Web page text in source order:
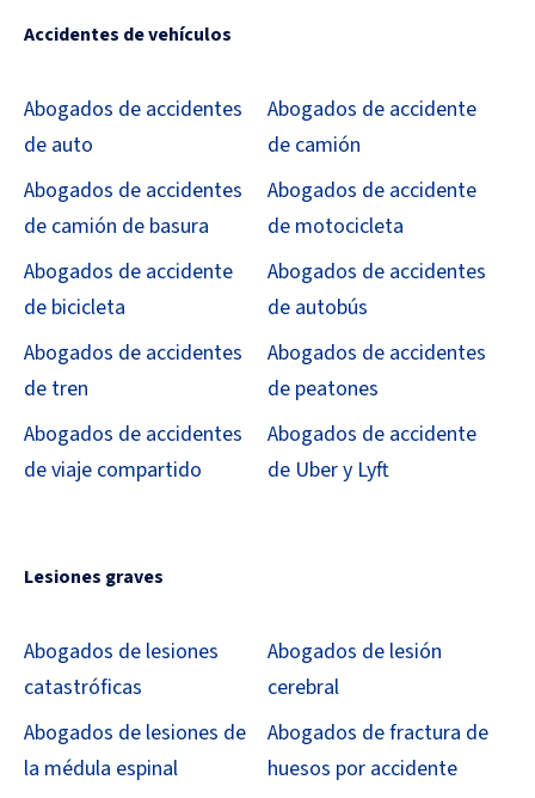
Accidentes de vehículos
Abogados de accidentes
de auto
Abogados de accidente
de camión
Abogados de accidentes
de camión de basura
Abogados de accidente
de motocicleta
Abogados de accidente
de bicicleta
Abogados de accidentes
de autobús
Abogados de accidentes
de tren
Abogados de accidentes
de peatones
Abogados de accidentes
de viaje compartido
Abogados de accidente
de Uber y Lyft
Lesiones graves
Abogados de lesiones
catastróficas
Abogados de lesión
cerebral
Abogados de lesiones de
la médula espinal
Abogados de fractura de
huesos por accidente